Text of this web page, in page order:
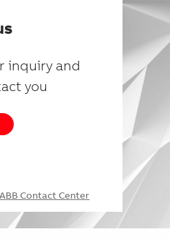
inquiry and
you
ABB Contact Center